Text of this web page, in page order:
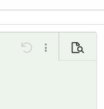
Отменить
кодлинию